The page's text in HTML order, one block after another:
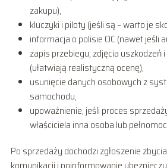
zakupu),
kluczyki i piloty (jeśli są – warto je
informacja o polisie OC (nawet jeśli
zapis przebiegu, zdjęcia uszkodzeń
(ułatwiają realistyczną ocenę),
usunięcie danych osobowych z
samochodu,
upoważnienie, jeśli proces
właściciela inna osoba lub
Po sprzedaży dochodzi zgłoszenie